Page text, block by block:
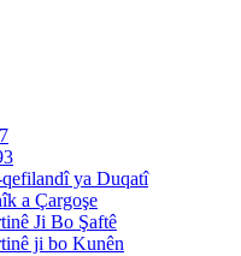
ya Duqatî
a Çargoşe
Ji Bo Şaftê
ji bo Kunên